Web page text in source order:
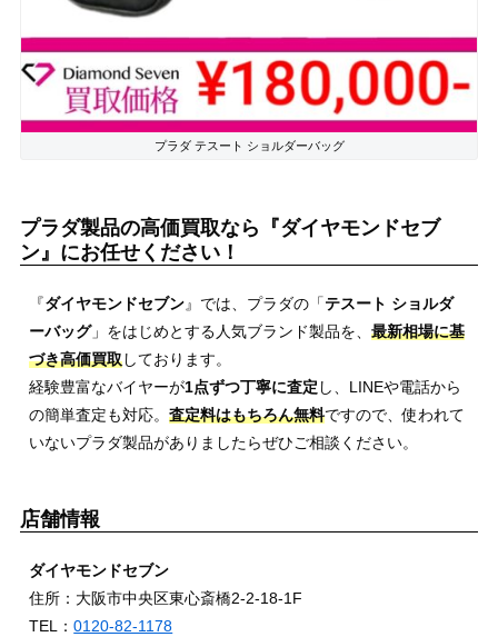
プラダ テスート ショルダーバッグ
プラダ製品の高価買取なら『ダイヤモンドセブ
ン』にお任せください！
『ダイヤモンドセブン』では、プラダの「テスート ショルダ
ーバッグ」をはじめとする人気ブランド製品を、最新相場に基
づき高価買取しております。
経験豊富なバイヤーが1点ずつ丁寧に査定 し、LINEや電話から
の簡単査定も対応。査定料はもちろん無料ですので、使われて
いないプラダ製品がありましたらぜひご相談ください。
店舗情報
ダイヤモンドセブン
住所：大阪市中央区東心斎橋2-2-18-1F
TEL：0120-82-1178